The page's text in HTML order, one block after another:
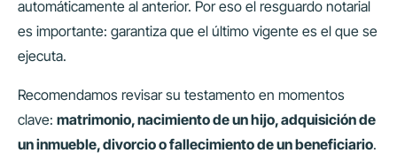
automáticamente al anterior. Por eso el resguardo notarial
es importante: garantiza que el último vigente es el que se
ejecuta.
Recomendamos revisar su testamento en momentos
clave: matrimonio, nacimiento de un hijo, adquisición de
un inmueble, divorcio o fallecimiento de un beneficiario.